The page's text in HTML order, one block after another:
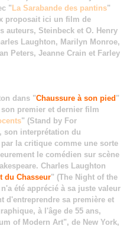
" La Sarabande des pantins"
proposait ici un film de
auteurs, Steinbeck et O. Henry
Laughton, Marilyn Monroe,
Peters, Jeanne Crain et Farley
dans "Chaussure à son pied "
premier et dernier film
" (Stand by For
son interprétation du
la critique comme une sorte
le comédien sur scène
Charles Laughton
du Chasseur" (The Night of the
été apprécié à sa juste valeur
d'entreprendre sa première et
à l'âge de 55 ans,
of Modern Art", de New York,